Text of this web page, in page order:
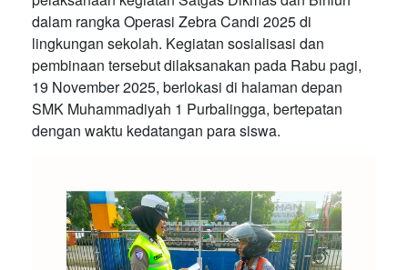
dalam rangka Operasi Zebra Candi 2025 di
lingkungan sekolah. Kegiatan sosialisasi dan
pembinaan tersebut dilaksanakan pada Rabu pagi,
19 November 2025, berlokasi di halaman depan
SMK Muhammadiyah 1 Purbalingga, bertepatan
dengan waktu kedatangan para siswa.